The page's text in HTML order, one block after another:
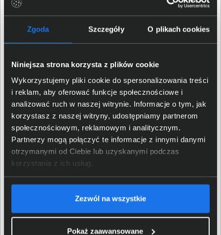
Zgoda Szczegóły O plikach cookies
Niniejsza strona korzysta z plików cookie
Wykorzystujemy pliki cookie do spersonalizowania treści
i reklam, aby oferować funkcje społecznościowe i
analizować ruch w naszej witrynie. Informacje o tym, jak
korzystasz z naszej witryny, udostępniamy partnerom
społecznościowym, reklamowym i analitycznym.
Partnerzy mogą połączyć te informacje z innymi danymi
otrzymanymi od Ciebie lub uzyskanymi podczas
korzystania z ich usług.
Zezwól na wszystkie
Pokaż zaawansowane
Producent MSI
Seria produktu Cyborg 17
Model produktu Cyborg 17 B2RW
Kod producenta (MPN) Cyborg 17 B2RWEKG-030XPL
EAN / GTIN-13 4711377372824
Klasa produktu
Gaming